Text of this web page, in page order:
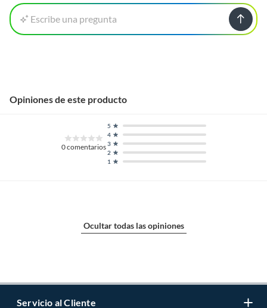
Escribe una pregunta
Opiniones de este producto
0comentarios
1
2
3
4
5
Ocultar todas las opiniones
Servicio al Cliente